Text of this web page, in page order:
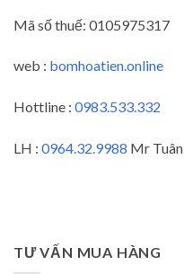
Mã số thuế: 0105975317
web : bomhoatien.online
Hottline : 0983.533.332
LH : 0964.32.9988 Mr Tuân
TƯ VẤN MUA HÀNG